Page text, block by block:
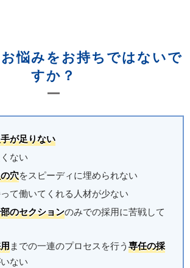
悩みをお持ちではないで
すか？
が足りない
ない
穴をスピーディに埋められない
て働いてくれる人材が少ない
のセクションのみでの採用に苦戦して
までの一連のプロセスを行う 専任の採
ない